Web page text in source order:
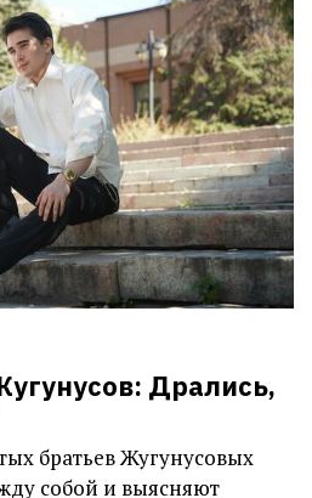
Дрались,
братьев Жугунусовых
собой и выясняют